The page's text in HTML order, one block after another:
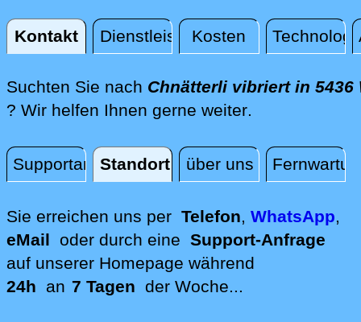
Kontakt Dienstleistungen
Kosten
Kontakt
Suchten Sie nach Chnätterli vibriert in 5436
? Wir helfen Ihnen gerne weiterdirekt vor Ort
.
SupportanfrageStandort über uns
Standort
Sie erreichen uns per Telefon, WhatsApp,
eMail oder durch eine Support-Anfrage
auf unserer Homepage während
24h an 7 Tagen der Woche...